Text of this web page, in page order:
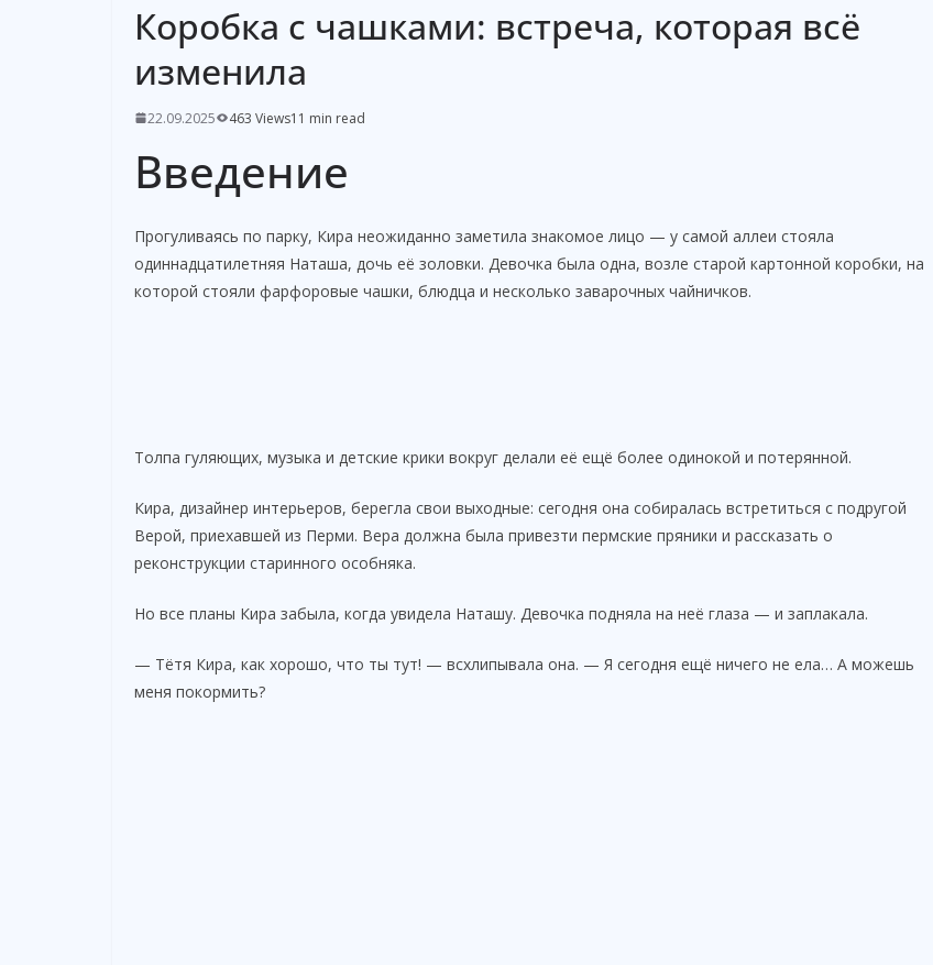
Коробка с чашками: встреча, которая всё
изменила
22.09.2025 463 Views11 min read
Введение
Прогуливаясь по парку, Кира неожиданно заметила знакомое лицо — у самой аллеи стояла
одиннадцатилетняя Наташа, дочь её золовки. Девочка была одна, возле старой картонной коробки, на
которой стояли фарфоровые чашки, блюдца и несколько заварочных чайничков.
Толпа гуляющих, музыка и детские крики вокруг делали её ещё более одинокой и потерянной.
Кира, дизайнер интерьеров, берегла свои выходные: сегодня она собиралась встретиться с подругой
Верой, приехавшей из Перми. Вера должна была привезти пермские пряники и рассказать о
реконструкции старинного особняка.
Но все планы Кира забыла, когда увидела Наташу. Девочка подняла на неё глаза — и заплакала.
— Тётя Кира, как хорошо, что ты тут! — всхлипывала она. — Я сегодня ещё ничего не ела… А можешь
меня покормить?